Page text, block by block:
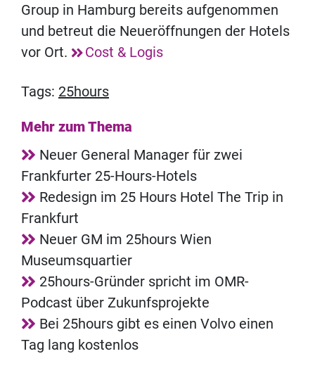
Group in Hamburg bereits aufgenommen
und betreut die Neueröffnungen der Hotels
vor Ort.
Cost & Logis
Tags: 25hours
Mehr zum Thema
Neuer General Manager für zwei
Frankfurter 25-Hours-Hotels
Redesign im 25 Hours Hotel The Trip in
Frankfurt
Neuer GM im 25hours Wien
Museumsquartier
25hours-Gründer spricht im OMR-
Podcast über Zukunfsprojekte
Bei 25hours gibt es einen Volvo einen
Tag lang kostenlos